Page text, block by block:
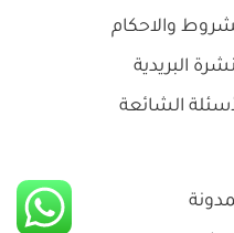
والاحكام
البريدية
الشائعة